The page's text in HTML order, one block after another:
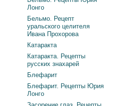
Лонго
Бельмо. Рецепт
уральского целителя
Ивана Прохорова
Катаракта
Катаракта. Рецепты
русских знахарей
Блефарит
Блефарит. Рецепты Юрия
Лонго